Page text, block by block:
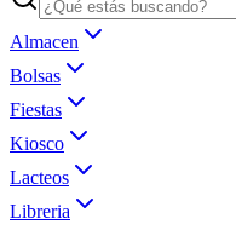
Almacen
Bolsas
Fiestas
Kiosco
Lacteos
Libreria